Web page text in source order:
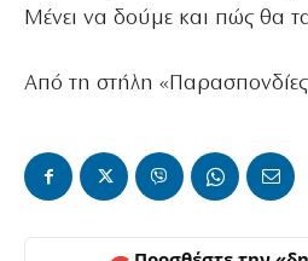
Μένει να δούμε και πώς θα
Από τη στήλη